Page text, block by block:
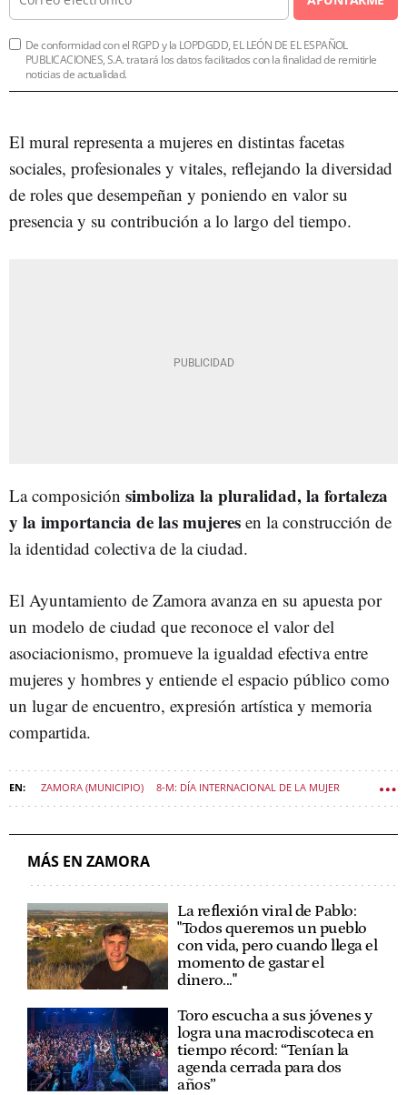
De conformidad con el RGPD y la LOPDGDD, EL LEÓN DE EL ESPAÑOL
PUBLICACIONES, S.A. tratará los datos facilitados con la finalidad de remitirle
noticias de actualidad.
El mural representa a mujeres en distintas facetas
sociales, profesionales y vitales, reflejando la diversidad
de roles que desempeñan y poniendo en valor su
presencia y su contribución a lo largo del tiempo.
La composición simboliza la pluralidad, la fortaleza
y la importancia de las mujeres en la construcción de
la identidad colectiva de la ciudad.
El Ayuntamiento de Zamora avanza en su apuesta por
un modelo de ciudad que reconoce el valor del
asociacionismo, promueve la igualdad efectiva entre
mujeres y hombres y entiende el espacio público como
un lugar de encuentro, expresión artística y memoria
compartida.
ZAMORA (MUNICIPIO) 8-M: DÍA INTERNACIONAL DE LA MUJER
MÁS EN ZAMORA
La reflexión viral de Pablo:
"Todos queremos un pueblo
con vida, pero cuando llega el
momento de gastar el
dinero..."
Toro escucha a sus jóvenes y
logra una macrodiscoteca en
tiempo récord: “Tenían la
agenda cerrada para dos
años”